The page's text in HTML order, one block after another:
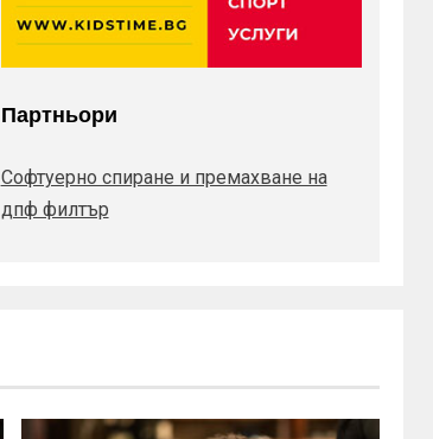
Партньори
Софтуерно спиране и премахване на
дпф филтър